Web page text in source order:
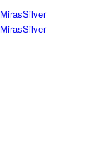
MirasSilver
MirasSilver